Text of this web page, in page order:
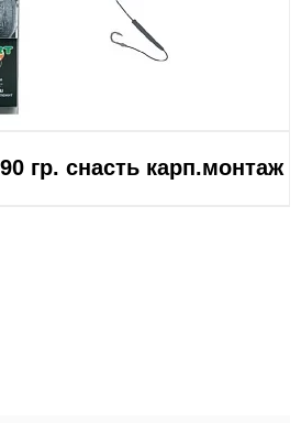
гр. снасть карп.монтаж